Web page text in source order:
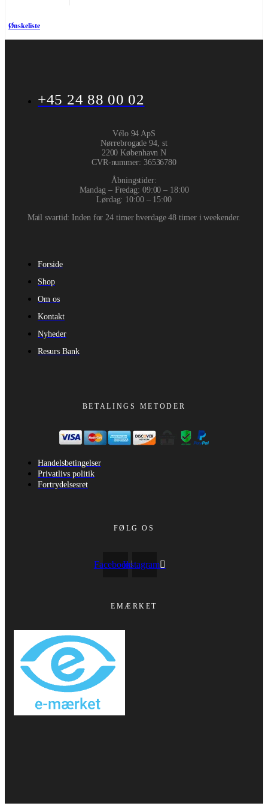
Ønskeliste
+45 24 88 00 02
Vélo 94 ApS
Nørrebrogade 94, st
2200 København N
CVR-nummer: 36536780
Åbningstider:
Mandag – Fredag: 09:00 – 18:00
Lørdag: 10:00 – 15:00
Mail svartid: Inden for 24 timer hverdage 48 timer i weekender.
Forside
Shop
Om os
Kontakt
Nyheder
Resurs Bank
BETALINGS METODER
Handelsbetingelser
Privatlivs politik
Fortrydelsesret
FØLG OS
FacebookInstagram
EMÆRKET